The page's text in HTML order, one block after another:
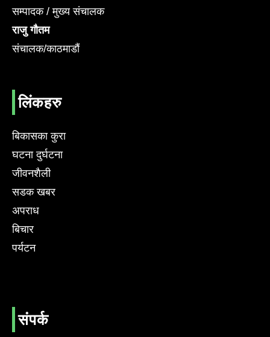
सम्पादक / मुख्य संचालक
राजु गौतम
संचालक/काठमाडौं
लिंकहरु
बिकासका कुरा
घटना दुर्घटना
जीवनशैली
सडक खबर
अपराध
बिचार
पर्यटन
संपर्क